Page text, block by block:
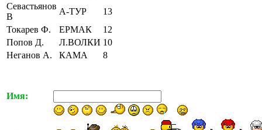
Севастьянов
В
А-ТУР
13
Токарев Ф.
ЕРМАК
12
Попов Д.
Л.ВОЛКИ 10
Неганов А.
КАМА 8
Имя: